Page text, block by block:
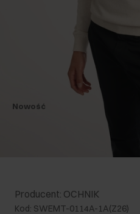
Nowość
Producent: OCHNIK
Kod: SWEMT-0114A-1A(Z26)